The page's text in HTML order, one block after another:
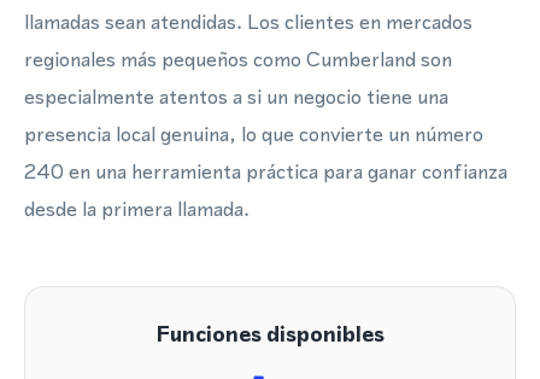
llamadas sean atendidas. Los clientes en mercados
regionales más pequeños como Cumberland son
especialmente atentos a si un negocio tiene una
presencia local genuina, lo que convierte un número
240 en una herramienta práctica para ganar confianza
desde la primera llamada.
Funciones disponibles